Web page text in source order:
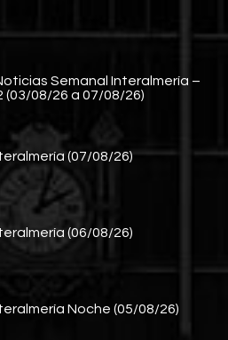
Semanal Interalmería –
(03/08/26 a 07/08/26)
(07/08/26)
(06/08/26)
Noche (05/08/26)